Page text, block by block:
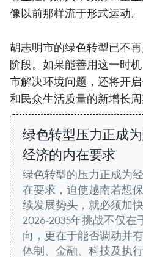
像以前那样流于形式运动。
胡志明市的绿色转型已不
阶段。如果能善用这一时
市解决环境问题，还将开
和民众生活质量的新增长周
绿色转型压力正成
经济的内在要求
绿色转型的压力正成为
在要求，迫使越南若想
续发展势头，就必须加快
2026-2035年挑战不仅在
向，更在于能否调动并
体制、金融、科技及执